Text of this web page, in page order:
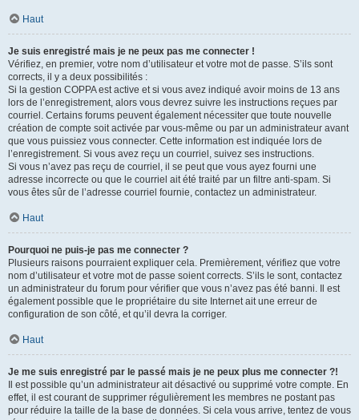
Haut
Je suis enregistré mais je ne peux pas me connecter !
Vérifiez, en premier, votre nom d’utilisateur et votre mot de passe. S’ils sont
corrects, il y a deux possibilités :
Si la gestion COPPA est active et si vous avez indiqué avoir moins de 13 ans
lors de l’enregistrement, alors vous devrez suivre les instructions reçues par
courriel. Certains forums peuvent également nécessiter que toute nouvelle
création de compte soit activée par vous-même ou par un administrateur avant
que vous puissiez vous connecter. Cette information est indiquée lors de
l’enregistrement. Si vous avez reçu un courriel, suivez ses instructions.
Si vous n’avez pas reçu de courriel, il se peut que vous ayez fourni une
adresse incorrecte ou que le courriel ait été traité par un filtre anti-spam. Si
vous êtes sûr de l’adresse courriel fournie, contactez un administrateur.
Haut
Pourquoi ne puis-je pas me connecter ?
Plusieurs raisons pourraient expliquer cela. Premièrement, vérifiez que votre
nom d’utilisateur et votre mot de passe soient corrects. S’ils le sont, contactez
un administrateur du forum pour vérifier que vous n’avez pas été banni. Il est
également possible que le propriétaire du site Internet ait une erreur de
configuration de son côté, et qu’il devra la corriger.
Haut
Je me suis enregistré par le passé mais je ne peux plus me connecter ?!
Il est possible qu’un administrateur ait désactivé ou supprimé votre compte. En
effet, il est courant de supprimer régulièrement les membres ne postant pas
pour réduire la taille de la base de données. Si cela vous arrive, tentez de vous